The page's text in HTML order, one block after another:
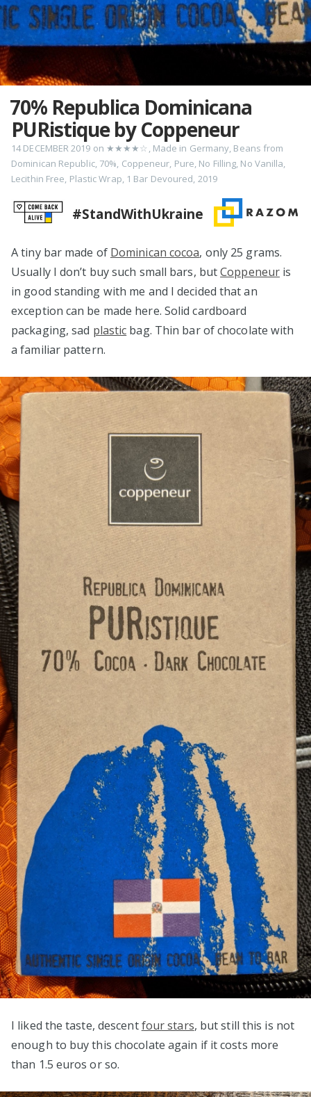
70% Republica Dominicana
PURistique by Coppeneur
14 DECEMBER 2019 on ★★★★☆, Made in Germany, Beans from
Dominican Republic, 70%, Coppeneur, Pure, No Filling, No Vanilla,
Lecithin Free, Plastic Wrap, 1 Bar Devoured, 2019
#StandWithUkraine
A tiny bar made of Dominican cocoa, only 25 grams.
Usually I don’t buy such small bars, butCoppeneur is
in good standing with me and I decided that an
exception can be made here. Solid cardboard
packaging, sad plastic bag. Thin bar of chocolate with
a familiar pattern.
I liked the taste, descentfour stars, but still this is not
enough to buy this chocolate again if it costs more
than 1.5 euros or so.